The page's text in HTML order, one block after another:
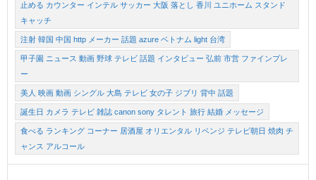
止める カウンター インテル サッカー 大阪 落とし 香川 ユニホーム スタンド
キャッチ
注射 韓国 中国 http メーカー 話題 azure ベトナム light 台湾
甲子園 ニュース 動画 野球 テレビ 話題 インタビュー 弘前 市営 ファインプレ
ー
美人 映画 動画 シングル 大島 テレビ 女の子 ジブリ 背中 話題
誕生日 カメラ テレビ 雑誌 canon sony タレント 旅行 結婚 メッセージ
食べる ランキング コーナー 居酒屋 オリエンタル リベンジ テレビ朝日 焼肉 チ
ャンス アルコール